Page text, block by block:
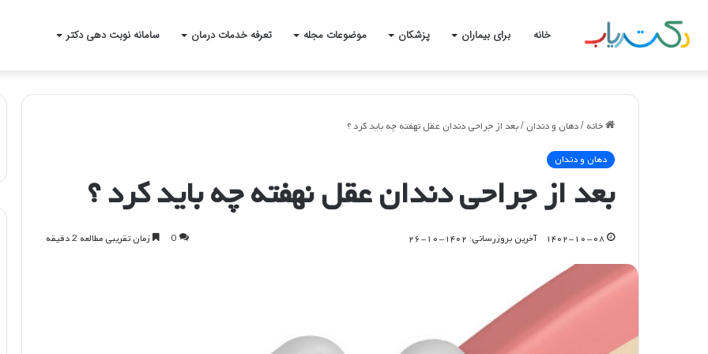
خانه برای بیماران پزشکان موضوعات مجله تعرفه خدمات درمان سامانه نوبت دهی دکتر
خانه /دهان و دندان/بعد از جراحی دندان عقل نهفته چه باید کرد ؟
دهان و دندان
بعد از جراحی دندان عقل نهفته چه باید کرد ؟
۱۴۰۲-۱۰-۰۸ آخرین بروزرسانی: ۱۴۰۲-۱۰-۲۶ 0 زمان تقریبی مطالعه 2 دقیقه